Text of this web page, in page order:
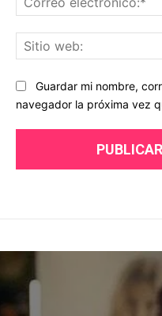
Guardar mi nombre,
navegador la próxima vez